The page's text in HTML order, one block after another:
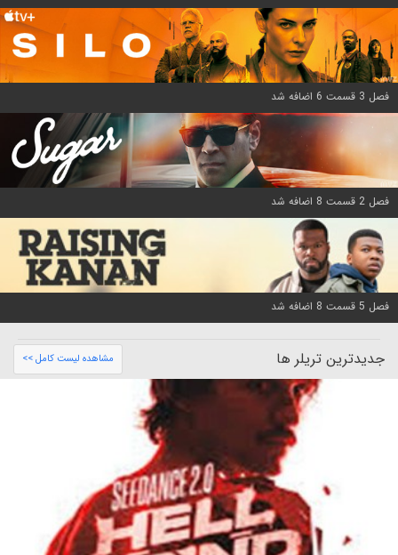
فصل 3 قسمت 6 اضافه شد
فصل 2 قسمت 8 اضافه شد
فصل 5 قسمت 8 اضافه شد
جدیدترین تریلر ها مشاهده لیست کامل >>